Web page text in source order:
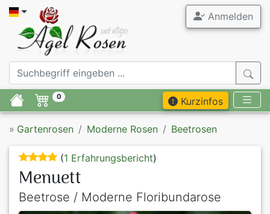
Anmelden
0 Kurzinfos
» Gartenrosen Moderne Rosen Beetrosen
(1 Erfahrungsbericht)
Menuett
Beetrose / Moderne Floribundarose